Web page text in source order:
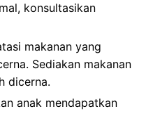
konsultasikan
makanan yang
Sediakan makanan
dicerna.
anak mendapatkan